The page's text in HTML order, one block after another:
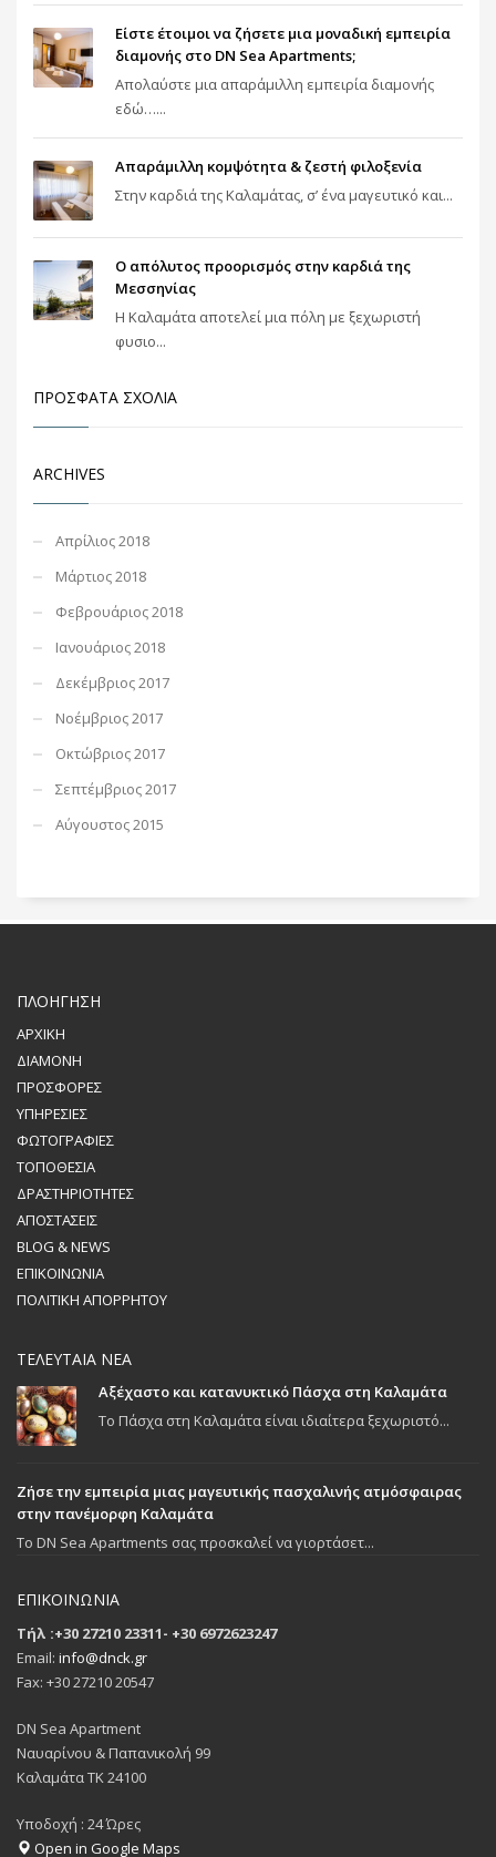
Είστε έτοιμοι να ζήσετε μια μοναδική εμπειρία
διαμονής στο DN Sea Apartments;
Απολαύστε μια απαράμιλλη εμπειρία διαμονής
εδώ…...
Απαράμιλλη κομψότητα & ζεστή φιλοξενία
Στην καρδιά της Καλαμάτας, σ’ ένα μαγευτικό και...
Ο απόλυτος προορισμός στην καρδιά της
Μεσσηνίας
Η Καλαμάτα αποτελεί μια πόλη με ξεχωριστή
φυσιο...
ΠΡΌΣΦΑΤΑ ΣΧΌΛΙΑ
ARCHIVES
Απρίλιος 2018
Μάρτιος 2018
Φεβρουάριος 2018
Ιανουάριος 2018
Δεκέμβριος 2017
Νοέμβριος 2017
Οκτώβριος 2017
Σεπτέμβριος 2017
Αύγουστος 2015
ΠΛΟΗΓΗΣΗ
ΑΡΧΙΚΗ
ΔΙΑΜΟΝΗ
ΠΡΟΣΦΟΡΕΣ
ΥΠΗΡΕΣΙΕΣ
ΦΩΤΟΓΡΑΦΙΕΣ
ΤΟΠΟΘΕΣΙΑ
ΔΡΑΣΤΗΡΙΟΤΗΤΕΣ
ΑΠΟΣΤΑΣΕΙΣ
BLOG & NEWS
ΕΠΙΚΟΙΝΩΝΙΑ
ΠΟΛΙΤΙΚΗ ΑΠΟΡΡΗΤΟΥ
ΤΕΛΕΥΤΑΙΑ ΝΕΑ
Αξέχαστο και κατανυκτικό Πάσχα στη Καλαμάτα
Το Πάσχα στη Καλαμάτα είναι ιδιαίτερα ξεχωριστό...
Ζήσε την εμπειρία μιας μαγευτικής πασχαλινής ατμόσφαιρας
στην πανέμορφη Καλαμάτα
To DN Sea Apartments σας προσκαλεί να γιορτάσετ...
ΕΠΙΚΟΙΝΩΝΙΑ
Τήλ :+30 27210 23311- +30 6972623247
Email: info@dnck.gr
Fax: +30 27210 20547
DN Sea Apartment
Ναυαρίνου & Παπανικολή 99
Καλαμάτα ΤΚ 24100
Υποδοχή : 24 Ώρες
Open in Google Maps